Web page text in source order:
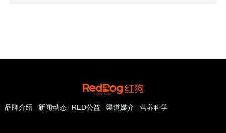
品牌介绍 新闻动态 RED公益 渠道媒介 营养科学